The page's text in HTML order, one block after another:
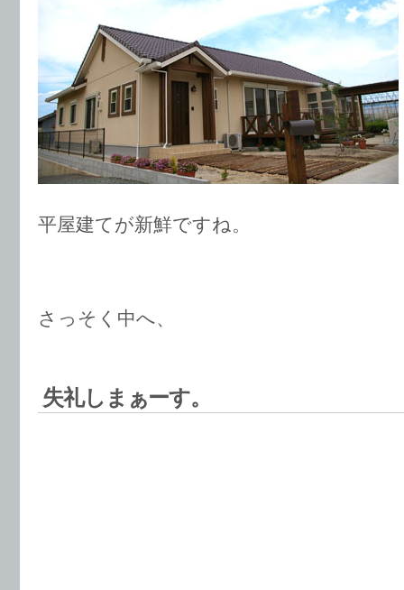
平屋建てが新鮮ですね。
さっそく中へ、
失礼しまぁーす。